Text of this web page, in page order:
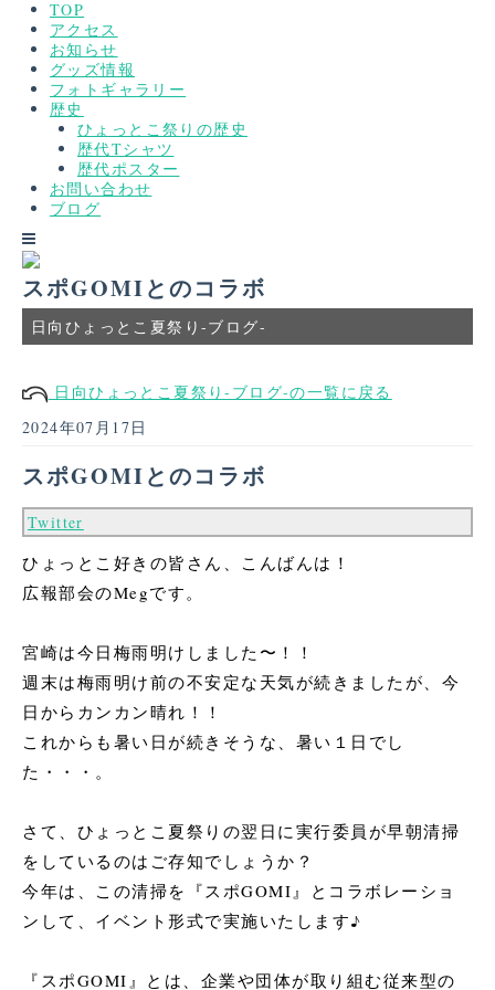
TOP
アクセス
お知らせ
グッズ情報
フォトギャラリー
歴史
ひょっとこ祭りの歴史
歴代Tシャツ
歴代ポスター
お問い合わせ
ブログ
スポGOMIとのコラボ
日向ひょっとこ夏祭り-ブログ-
日向ひょっとこ夏祭り-ブログ-の一覧に戻る
2024年07月17日
スポGOMIとのコラボ
Twitter
ひょっとこ好きの皆さん、こんばんは！
広報部会のMegです。
宮崎は今日梅雨明けしました〜！！
週末は梅雨明け前の不安定な天気が続きましたが、今
日からカンカン晴れ！！
これからも暑い日が続きそうな、暑い１日でし
た・・・。
さて、ひょっとこ夏祭りの翌日に実行委員が早朝清掃
をしているのはご存知でしょうか？
今年は、この清掃を『スポGOMI』とコラボレーショ
ンして、イベント形式で実施いたします♪
『スポGOMI』とは、企業や団体が取り組む従来型の